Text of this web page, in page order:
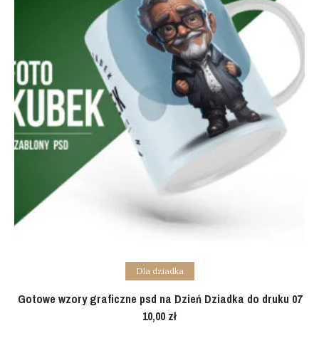
Add to cart
Dla dziadka
Gotowe wzory graficzne psd na Dzień Dziadka do druku 07
10,00 zł